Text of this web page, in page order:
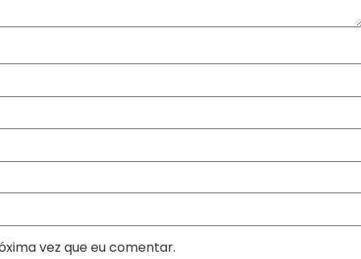
vez que eu comentar.